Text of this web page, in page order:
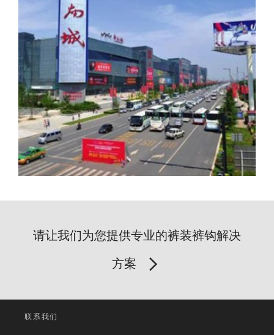
请让我们为您提供专业的裤装裤钩解决
方案
联系我们